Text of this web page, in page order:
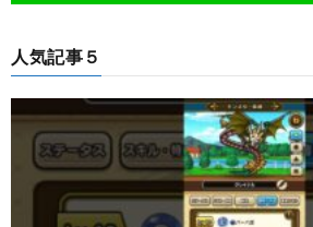
人気記事５